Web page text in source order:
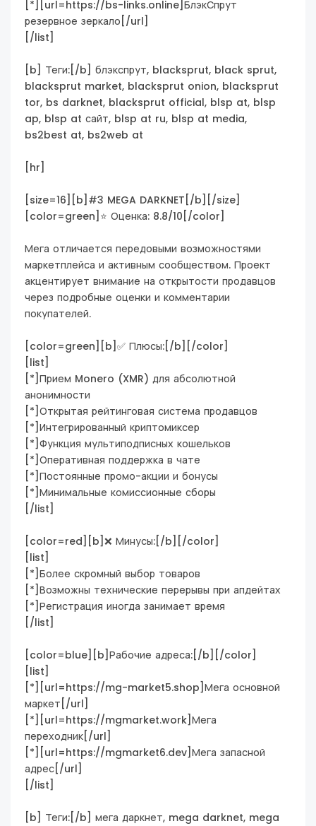
[*][url=https://bs-links.online]БлэкСпрут
резервное зеркало[/url]
[/list]
[b] Теги:[/b] блэкспрут, blacksprut, black sprut,
blacksprut market, blacksprut onion, blacksprut
tor, bs darknet, blacksprut official, blsp at, blsp
ap, blsp at сайт, blsp at ru, blsp at media,
bs2best at, bs2web at
[hr]
[size=16][b]#3 MEGA DARKNET[/b][/size]
[color=green]⭐ Оценка: 8.8/10[/color]
Мега отличается передовыми возможностями
маркетплейса и активным сообществом. Проект
акцентирует внимание на открытости продавцов
через подробные оценки и комментарии
покупателей.
[color=green][b]✅ Плюсы:[/b][/color]
[list]
[*]Прием Monero (XMR) для абсолютной
анонимности
[*]Открытая рейтинговая система продавцов
[*]Интегрированный криптомиксер
[*]Функция мультиподписных кошельков
[*]Оперативная поддержка в чате
[*]Постоянные промо-акции и бонусы
[*]Минимальные комиссионные сборы
[/list]
[color=red][b]❌ Минусы:[/b][/color]
[list]
[*]Более скромный выбор товаров
[*]Возможны технические перерывы при апдейтах
[*]Регистрация иногда занимает время
[/list]
[color=blue][b]Рабочие адреса:[/b][/color]
[list]
[*][url=https://mg-market5.shop]Мега основной
маркет[/url]
[*][url=https://mgmarket.work]Мега
переходник[/url]
[*][url=https://mgmarket6.dev]Мега запасной
адрес[/url]
[/list]
[b] Теги:[/b] мега даркнет, mega darknet, mega